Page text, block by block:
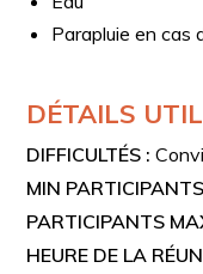
Parapluie en cas
DÉTAILS
DIFFICULTÉS :
MIN
PARTICIPANTS
HEURE DE LA